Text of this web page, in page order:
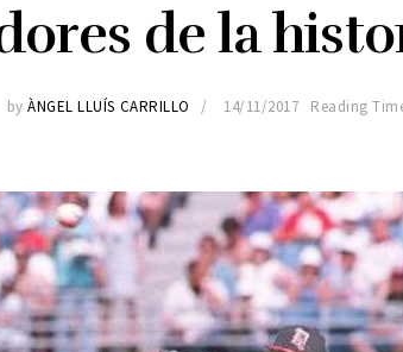
de la
by ÀNGEL LLUÍS CARRILLO 14/11/2017 Reading